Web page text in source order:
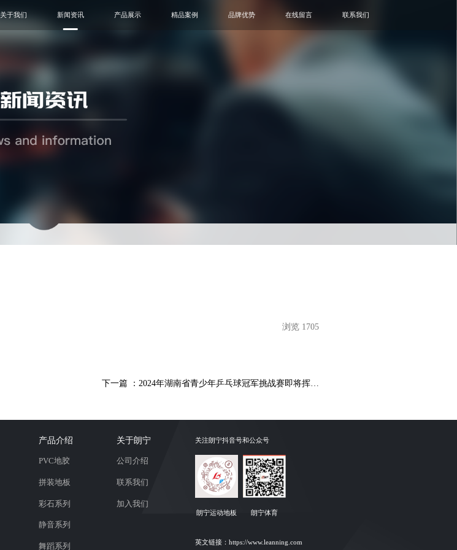
关于我们 新闻资讯 产品展示 精品案例 品牌优势 在线留言 联系我们
浏览 1705
下一篇 ：2024年湖南省青少年乒乓球冠军挑战赛即将挥拍
产品介绍
PVC地胶
拼装地板
彩石系列
静音系列
舞蹈系列
关于朗宁
公司介绍
联系我们
加入我们
关注朗宁抖音号和公众号
朗宁运动地板 朗宁体育
英文链接： https://www.leanning.com